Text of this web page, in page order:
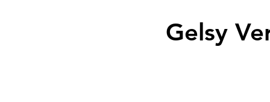
Gelsy